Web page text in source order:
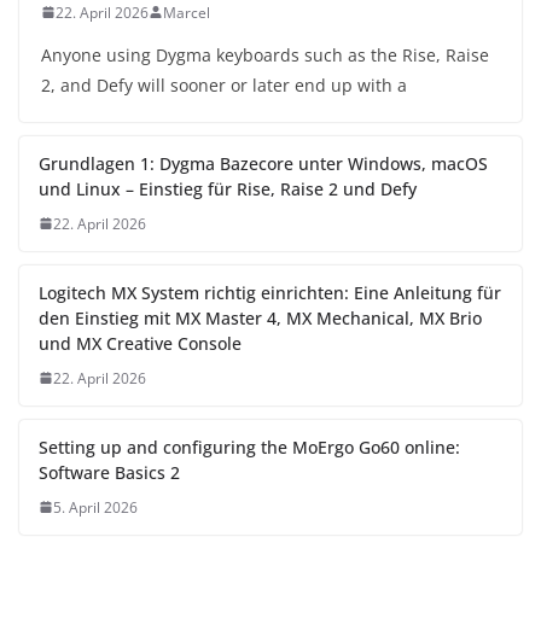
22. April 2026 Marcel
Anyone using Dygma keyboards such as the Rise, Raise
2, and Defy will sooner or later end up with a
Grundlagen 1: Dygma Bazecore unter Windows, macOS
und Linux – Einstieg für Rise, Raise 2 und Defy
22. April 2026
Logitech MX System richtig einrichten: Eine Anleitung für
den Einstieg mit MX Master 4, MX Mechanical, MX Brio
und MX Creative Console
22. April 2026
Setting up and configuring the MoErgo Go60 online:
Software Basics 2
5. April 2026